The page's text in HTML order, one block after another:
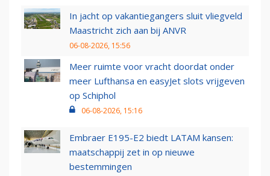
In jacht op vakantiegangers sluit vliegveld
Maastricht zich aan bij ANVR
06-08-2026, 15:56
Meer ruimte voor vracht doordat onder
meer Lufthansa en easyJet slots vrijgeven
op Schiphol
06-08-2026, 15:16
Embraer E195-E2 biedt LATAM kansen:
maatschappij zet in op nieuwe
bestemmingen